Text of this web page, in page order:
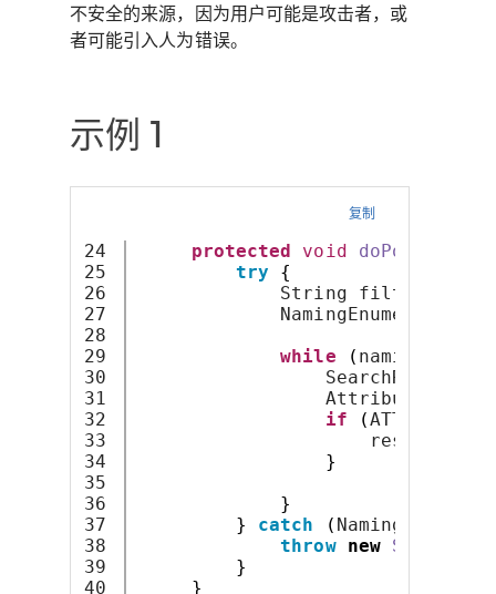
不安全的来源，因为用户可能是攻击者，或
者可能引入人为错误。
示例 1
复制
24
25
26
27
28
29
30
31
32
33
34
35
36
37
38
39
protected void doPost
try
{
String filter = req
NamingEnumeration
while
(
SearchResult
Attribute attribute =
if
(
resp
}
}
}
catch (
throw new
}
}